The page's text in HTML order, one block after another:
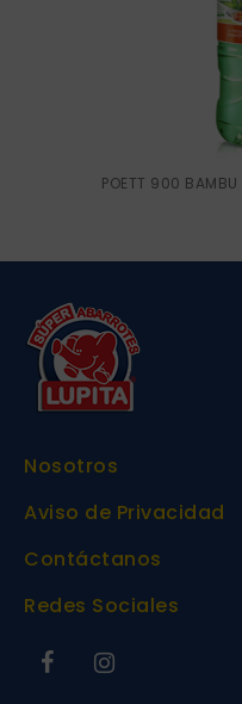
POETT 900 BAMBU
Nosotros
Aviso de Privacidad
Contáctanos
Redes Sociales